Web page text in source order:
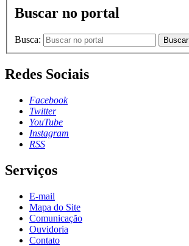
Buscar no portal
Busca: Buscar
Redes Sociais
Facebook
Twitter
YouTube
Instagram
RSS
Serviços
E-mail
Mapa do Site
Comunicação
Ouvidoria
Contato